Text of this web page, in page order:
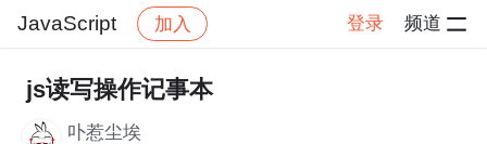
JavaScript 加入 登录 频道
社区 JavaScript
js读写操作记事本
卟惹尘埃